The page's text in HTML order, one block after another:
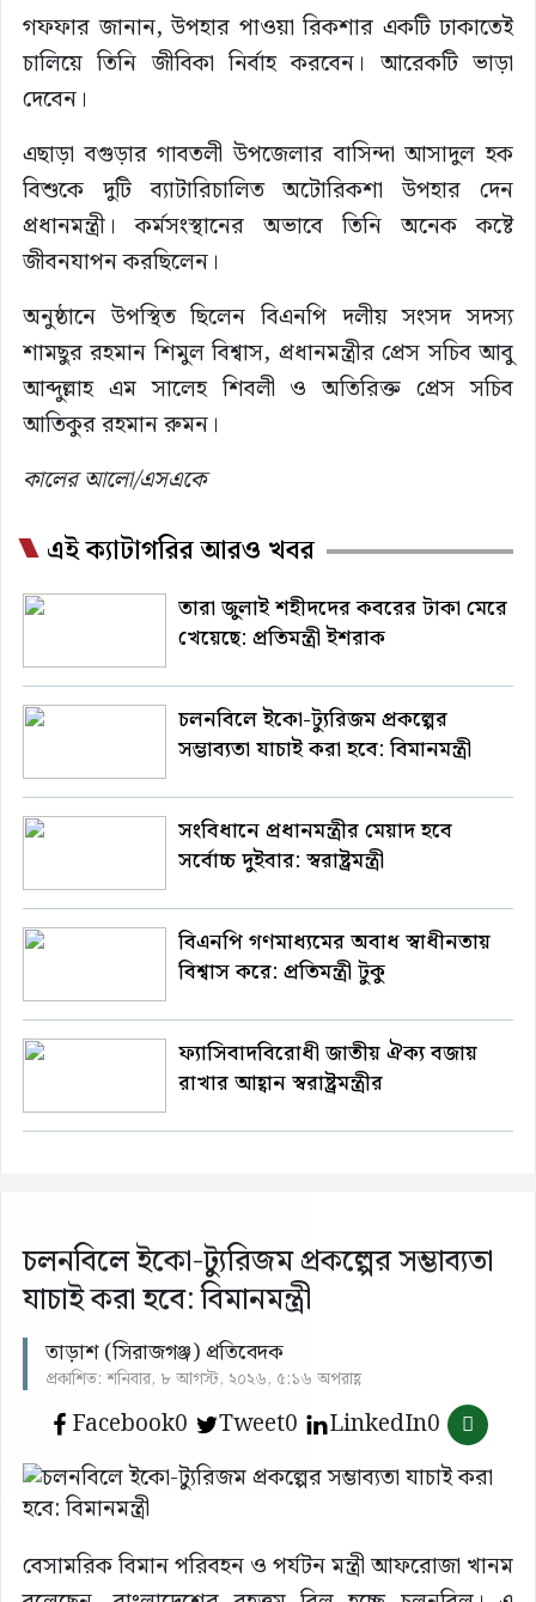
গফফার জানান, উপহার পাওয়া রিকশার একটি ঢাকাতেই
চালিয়ে তিনি জীবিকা নির্বাহ করবেন। আরেকটি ভাড়া
দেবেন।
এছাড়া বগুড়ার গাবতলী উপজেলার বাসিন্দা আসাদুল হক
বিশুকে দুটি ব্যাটারিচালিত অটোরিকশা উপহার দেন
প্রধানমন্ত্রী। কর্মসংস্থানের অভাবে তিনি অনেক কষ্টে
জীবনযাপন করছিলেন।
অনুষ্ঠানে উপস্থিত ছিলেন বিএনপি দলীয় সংসদ সদস্য
শামছুর রহমান শিমুল বিশ্বাস, প্রধানমন্ত্রীর প্রেস সচিব আবু
আব্দুল্লাহ এম সালেহ শিবলী ও অতিরিক্ত প্রেস সচিব
আতিকুর রহমান রুমন।
কালের আলো/এসএকে
এই ক্যাটাগরির আরও খবর
তারা জুলাই শহীদদের কবরের টাকা মেরে
খেয়েছে: প্রতিমন্ত্রী ইশরাক
চলনবিলে ইকো-ট্যুরিজম প্রকল্পের
সম্ভাব্যতা যাচাই করা হবে: বিমানমন্ত্রী
সংবিধানে প্রধানমন্ত্রীর মেয়াদ হবে
সর্বোচ্চ দুইবার: স্বরাষ্ট্রমন্ত্রী
বিএনপি গণমাধ্যমের অবাধ স্বাধীনতায়
বিশ্বাস করে: প্রতিমন্ত্রী টুকু
ফ্যাসিবাদবিরোধী জাতীয় ঐক্য বজায়
রাখার আহ্বান স্বরাষ্ট্রমন্ত্রীর
চলনবিলে ইকো-ট্যুরিজম প্রকল্পের সম্ভাব্যতা
যাচাই করা হবে: বিমানমন্ত্রী
তাড়াশ (সিরাজগঞ্জ) প্রতিবেদক
প্রকাশিত: শনিবার, ৮ আগস্ট, ২০২৬, ৫:১৬ অপরাহ্ণ
Facebook0 Tweet0 LinkedIn0
বেসামরিক বিমান পরিবহন ও পর্যটন মন্ত্রী আফরোজা খানম